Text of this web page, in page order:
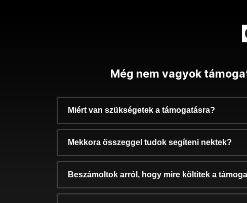
Még nem vagyok
Miért van szükségetek a támogatásra?
Mekkora összeggel tudok segíteni nektek?
Beszámoltok arról, hogy mire költitek a